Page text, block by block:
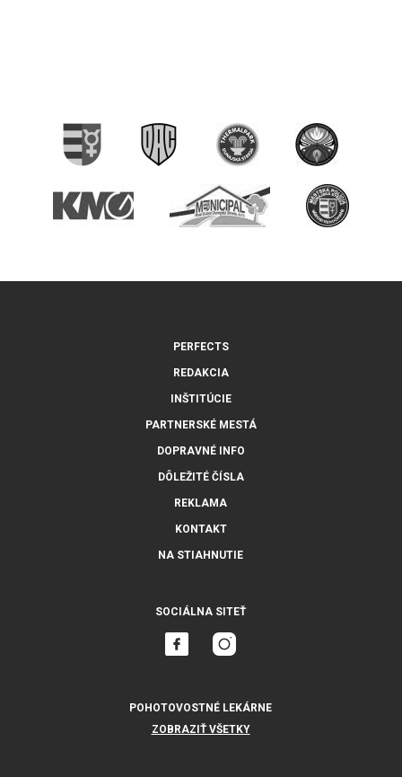
PERFECTS
REDAKCIA
INŠTITÚCIE
PARTNERSKÉ MESTÁ
DOPRAVNÉ INFO
DÔLEŽITÉ ČÍSLA
REKLAMA
KONTAKT
NA STIAHNUTIE
SOCIÁLNA SITEŤ
POHOTOVOSTNÉ LEKÁRNE
ZOBRAZIŤ VŠETKY